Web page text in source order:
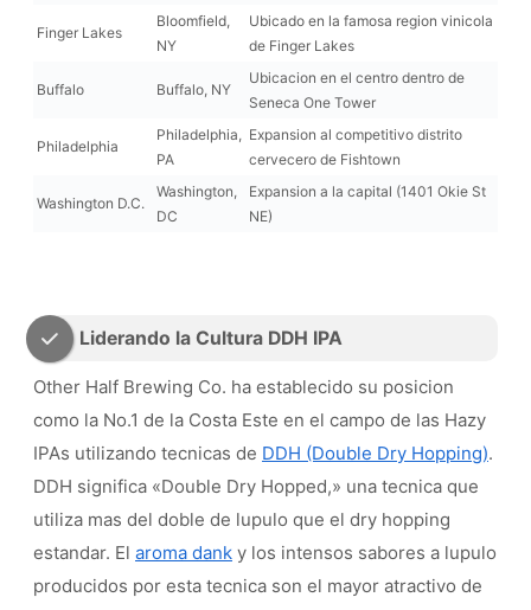
Finger Lakes
Bloomfield,
NY
Ubicado en la famosa region vinicola
de Finger Lakes
Buffalo Buffalo, NY
Ubicacion en el centro dentro de
Seneca One Tower
Philadelphia
Philadelphia,
PA
Expansion al competitivo distrito
cervecero de Fishtown
Washington D.C.
Washington,
DC
Expansion a la capital (1401 Okie St
NE)
Liderando la Cultura DDH IPA
Other Half Brewing Co. ha establecido su posicion
como la No.1 de la Costa Este en el campo de las Hazy
IPAs utilizando tecnicas de DDH (Double Dry Hopping).
DDH significa «Double Dry Hopped,» una tecnica que
utiliza mas del doble de lupulo que el dry hopping
estandar. El aroma dank y los intensos sabores a lupulo
producidos por esta tecnica son el mayor atractivo de